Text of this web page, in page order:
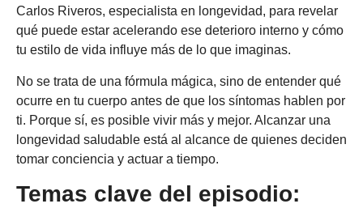
Carlos Riveros, especialista en longevidad, para revelar
qué puede estar acelerando ese deterioro interno y cómo
tu estilo de vida influye más de lo que imaginas.
No se trata de una fórmula mágica, sino de entender qué
ocurre en tu cuerpo antes de que los síntomas hablen por
ti. Porque sí, es posible vivir más y mejor. Alcanzar una
longevidad saludable está al alcance de quienes deciden
tomar conciencia y actuar a tiempo.
Temas clave del episodio: